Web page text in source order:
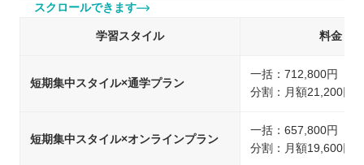
スクロールできます
学習スタイル 料金
短期集中スタイル×通学プラン
一括：712,800円（税
分割：月額21,200円
短期集中スタイル×オンラインプラン
一括：657,800円（税
分割：月額19,600円